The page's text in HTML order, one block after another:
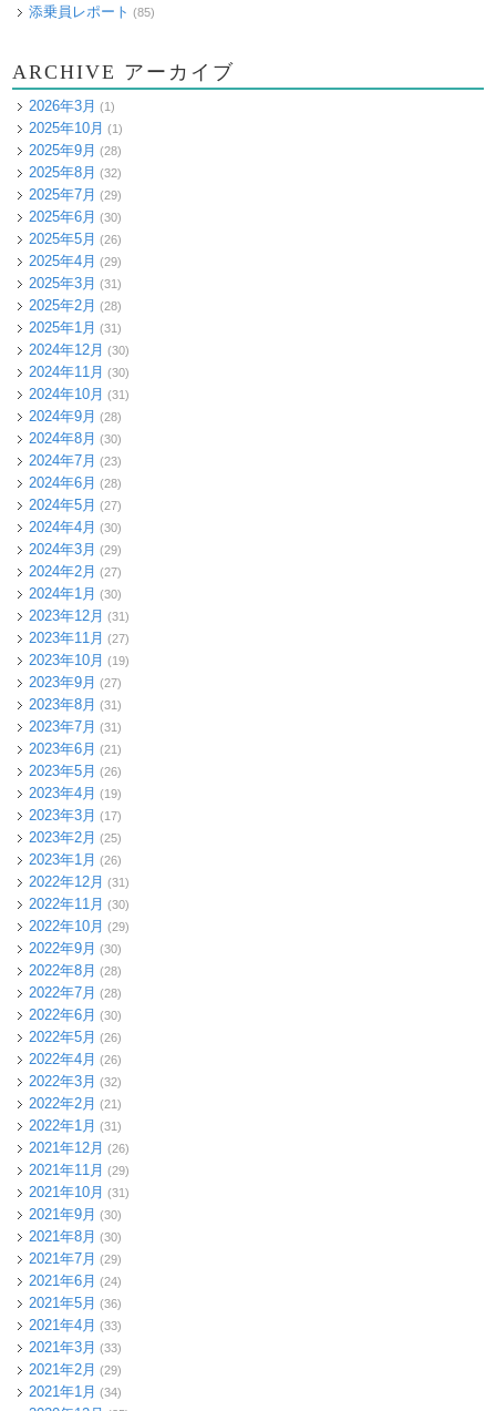
添乗員レポート (85)
ARCHIVE アーカイブ
2026年3月 (1)
2025年10月 (1)
2025年9月 (28)
2025年8月 (32)
2025年7月 (29)
2025年6月 (30)
2025年5月 (26)
2025年4月 (29)
2025年3月 (31)
2025年2月 (28)
2025年1月 (31)
2024年12月 (30)
2024年11月 (30)
2024年10月 (31)
2024年9月 (28)
2024年8月 (30)
2024年7月 (23)
2024年6月 (28)
2024年5月 (27)
2024年4月 (30)
2024年3月 (29)
2024年2月 (27)
2024年1月 (30)
2023年12月 (31)
2023年11月 (27)
2023年10月 (19)
2023年9月 (27)
2023年8月 (31)
2023年7月 (31)
2023年6月 (21)
2023年5月 (26)
2023年4月 (19)
2023年3月 (17)
2023年2月 (25)
2023年1月 (26)
2022年12月 (31)
2022年11月 (30)
2022年10月 (29)
2022年9月 (30)
2022年8月 (28)
2022年7月 (28)
2022年6月 (30)
2022年5月 (26)
2022年4月 (26)
2022年3月 (32)
2022年2月 (21)
2022年1月 (31)
2021年12月 (26)
2021年11月 (29)
2021年10月 (31)
2021年9月 (30)
2021年8月 (30)
2021年7月 (29)
2021年6月 (24)
2021年5月 (36)
2021年4月 (33)
2021年3月 (33)
2021年2月 (29)
2021年1月 (34)